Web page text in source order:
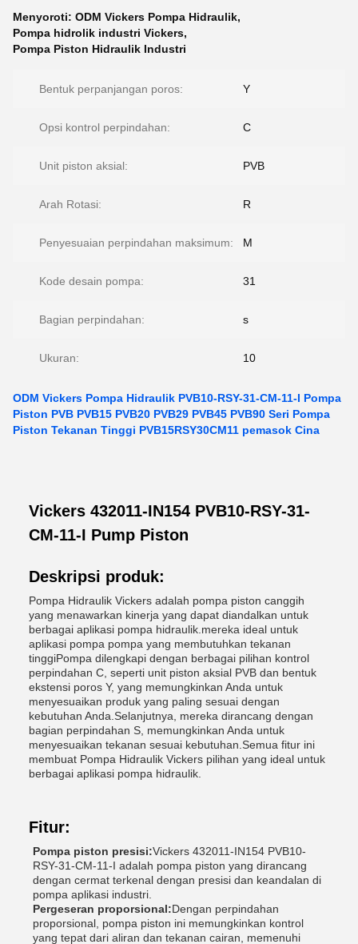
Menyoroti: ODM Vickers Pompa Hidraulik,
Pompa hidrolik industri Vickers,
Pompa Piston Hidraulik Industri
Bentuk perpanjangan poros: Y
Opsi kontrol perpindahan: C
Unit piston aksial: PVB
Arah Rotasi: R
Penyesuaian perpindahan maksimum: M
Kode desain pompa: 31
Bagian perpindahan: s
Ukuran: 10
ODM Vickers Pompa Hidraulik PVB10-RSY-31-CM-11-I Pompa
Piston PVB PVB15 PVB20 PVB29 PVB45 PVB90 Seri Pompa
Piston Tekanan Tinggi PVB15RSY30CM11 pemasok Cina
Vickers 432011-IN154 PVB10-RSY-31-
CM-11-I Pump Piston
Deskripsi produk:
Pompa Hidraulik Vickers adalah pompa piston canggih
yang menawarkan kinerja yang dapat diandalkan untuk
berbagai aplikasi pompa hidraulik.mereka ideal untuk
aplikasi pompa pompa yang membutuhkan tekanan
tinggiPompa dilengkapi dengan berbagai pilihan kontrol
perpindahan C, seperti unit piston aksial PVB dan bentuk
ekstensi poros Y, yang memungkinkan Anda untuk
menyesuaikan produk yang paling sesuai dengan
kebutuhan Anda.Selanjutnya, mereka dirancang dengan
bagian perpindahan S, memungkinkan Anda untuk
menyesuaikan tekanan sesuai kebutuhan.Semua fitur ini
membuat Pompa Hidraulik Vickers pilihan yang ideal untuk
berbagai aplikasi pompa hidraulik.
Fitur:
Pompa piston presisi:Vickers 432011-IN154 PVB10-
RSY-31-CM-11-I adalah pompa piston yang dirancang
dengan cermat terkenal dengan presisi dan keandalan di
pompa aplikasi industri.
Pergeseran proporsional:Dengan perpindahan
proporsional, pompa piston ini memungkinkan kontrol
yang tepat dari aliran dan tekanan cairan, memenuhi